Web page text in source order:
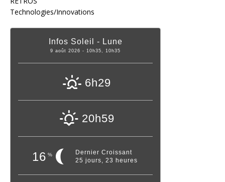
Technologies/Innovations
Infos Soleil - Lune
9 août 2026 - 10h35, 10h35
6h29
20h59
16 %
Dernier Croissant
25 jours, 23 heures